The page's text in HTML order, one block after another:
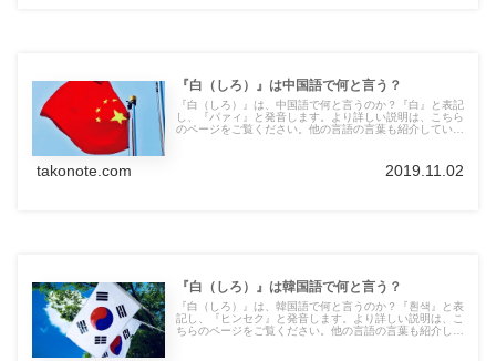
『白（しろ）』は中国語で何と言う？
『白（しろ）』は、中国語で何と言うのか？『白』と表記
し、『パァィ』と発音します。より詳しい説明は、こちら
のページをご覧ください。他の言語の言葉も紹介していま
takonote.com 2019.11.02
『白（しろ）』は韓国語で何と言う？
『白（しろ）』は、韓国語で何と言うのか？『흰색』と表
記し、『ヒンセク』と発音します。より詳しい説明は、こ
ちらのページをご覧ください。他の言語の言葉も紹介して